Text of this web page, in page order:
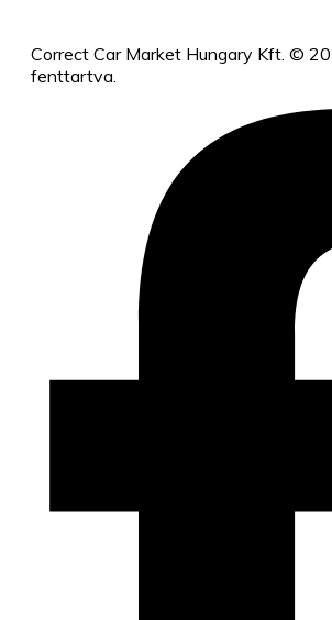
Correct Car Market Hungary Kft. ©
fenttartva.